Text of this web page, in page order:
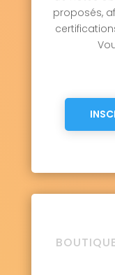
proposés,